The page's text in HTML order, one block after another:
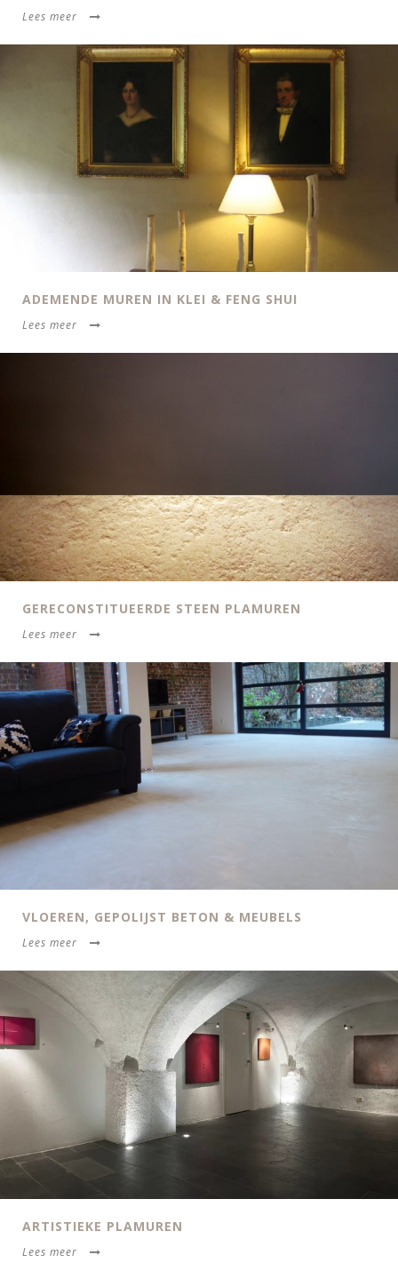
Lees meer
ADEMENDE MUREN IN KLEI & FENG SHUI
Lees meer
GERECONSTITUEERDE STEEN PLAMUREN
Lees meer
VLOEREN, GEPOLIJST BETON & MEUBELS
Lees meer
ARTISTIEKE PLAMUREN
Lees meer